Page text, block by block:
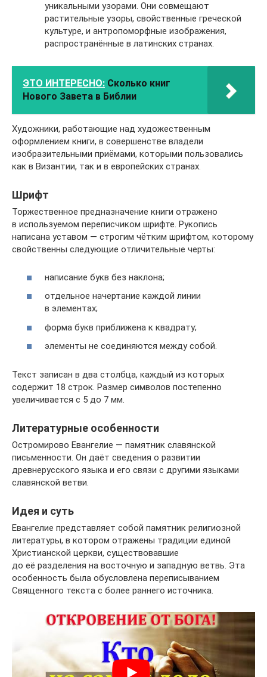
уникальными узорами. Они совмещают
растительные узоры, свойственные греческой
культуре, и антропоморфные изображения,
распространённые в латинских странах.
ЭТО ИНТЕРЕСНО: Сколько книг
Нового Завета в Библии
Художники, работающие над художественным
оформлением книги, в совершенстве владели
изобразительными приёмами, которыми пользовались
как в Византии, так и в европейских странах.
Шрифт
Торжественное предназначение книги отражено
в используемом переписчиком шрифте. Рукопись
написана уставом — строгим чётким шрифтом, которому
свойственны следующие отличительные черты:
написание букв без наклона;
отдельное начертание каждой линии
в элементах;
форма букв приближена к квадрату;
элементы не соединяются между собой.
Текст записан в два столбца, каждый из которых
содержит 18 строк. Размер символов постепенно
увеличивается с 5 до 7 мм.
Литературные особенности
Остромирово Евангелие — памятник славянской
письменности. Он даёт сведения о развитии
древнерусского языка и его связи с другими языками
славянской ветви.
Идея и суть
Евангелие представляет собой памятник религиозной
литературы, в котором отражены традиции единой
Христианской церкви, существовавшие
до её разделения на восточную и западную ветвь. Эта
особенность была обусловлена переписыванием
Священного текста с более раннего источника.